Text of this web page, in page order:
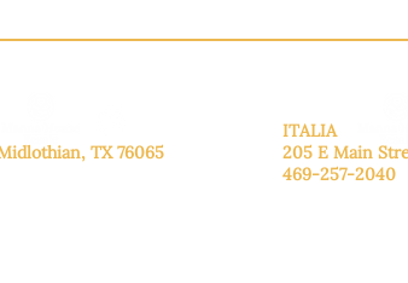
TX 76065
ITALIA
205 E Main
469-257-2040